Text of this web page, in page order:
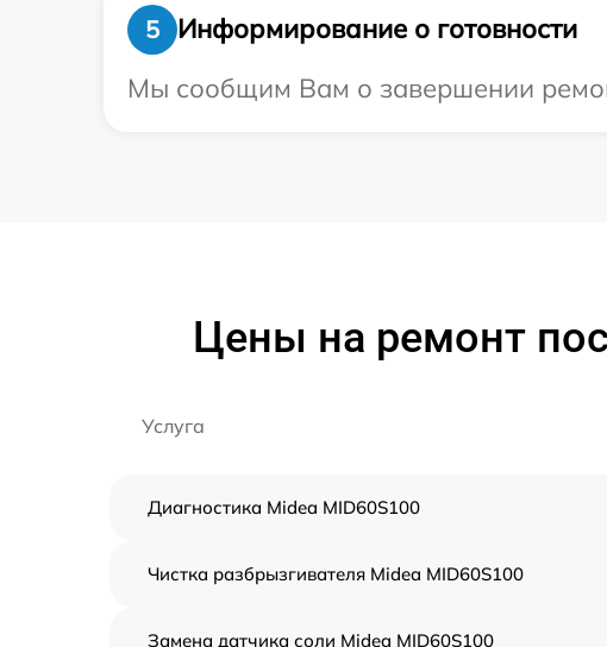
5
Информирование о готовности
Мы сообщим Вам о завершении
Цены на ремонт
Услуга
Диагностика Midea MID60S100
Чистка разбрызгивателя Midea MID60S100
Замена датчика соли Midea MID60S100